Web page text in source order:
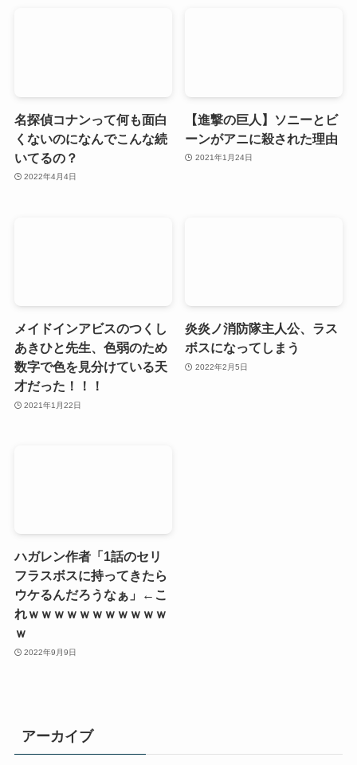
名探偵コナンって何も面白
くないのになんでこんな続
いてるの？
2022年4月4日
【進撃の巨人】ソニーとビ
ーンがアニに殺された理由
2021年1月24日
メイドインアビスのつくし
あきひと先生、色弱のため
数字で色を見分けている天
才だった！！！
2021年1月22日
炎炎ノ消防隊主人公、ラス
ボスになってしまう
2022年2月5日
ハガレン作者「1話のセリ
フラスボスに持ってきたら
ウケるんだろうなぁ」←こ
れｗｗｗｗｗｗｗｗｗｗｗ
ｗ
2022年9月9日
アーカイブ